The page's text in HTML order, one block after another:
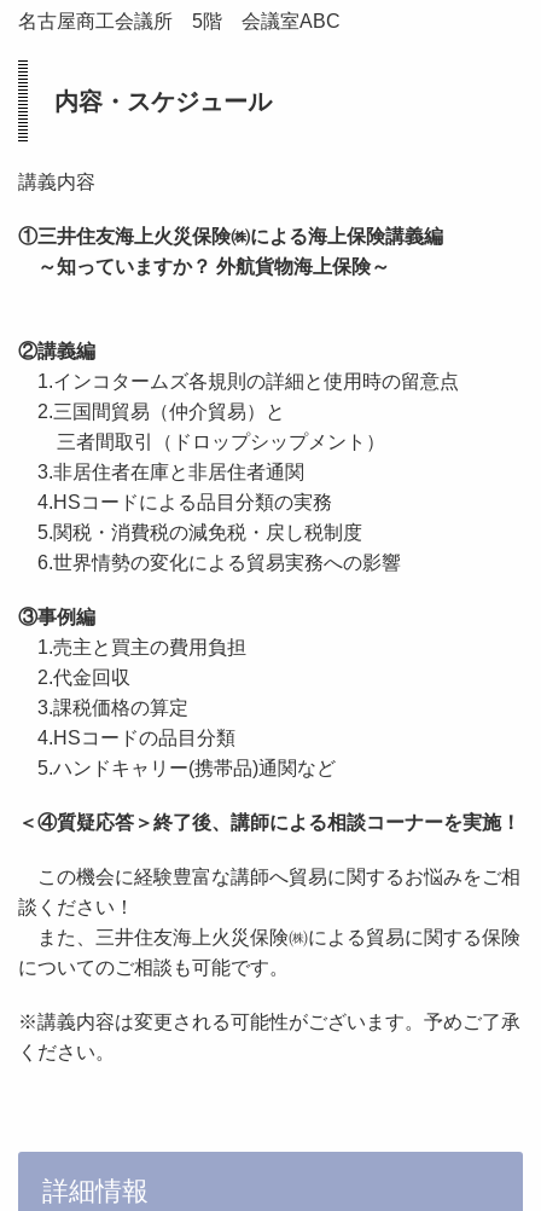
名古屋商工会議所 5階 会議室ABC
内容・スケジュール
講義内容
①三井住友海上火災保険㈱による海上保険講義編
～知っていますか？ 外航貨物海上保険～
②講義編
1.インコタームズ各規則の詳細と使用時の留意点
2.三国間貿易（仲介貿易）と
三者間取引（ドロップシップメント）
3.非居住者在庫と非居住者通関
4.HSコードによる品目分類の実務
5.関税・消費税の減免税・戻し税制度
6.世界情勢の変化による貿易実務への影響
③事例編
1.売主と買主の費用負担
2.代金回収
3.課税価格の算定
4.HSコードの品目分類
5.ハンドキャリー(携帯品)通関など
＜④質疑応答＞終了後、講師による相談コーナーを実施！
この機会に経験豊富な講師へ貿易に関するお悩みをご相
談ください！
また、三井住友海上火災保険㈱による貿易に関する保険
についてのご相談も可能です。
※講義内容は変更される可能性がございます。予めご了承
ください。
詳細情報